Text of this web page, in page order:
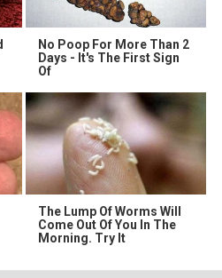
No Poop For More Than 2
Days - It's The First Sign
Of
The Lump Of Worms Will
Come Out Of You In The
Morning. Try It